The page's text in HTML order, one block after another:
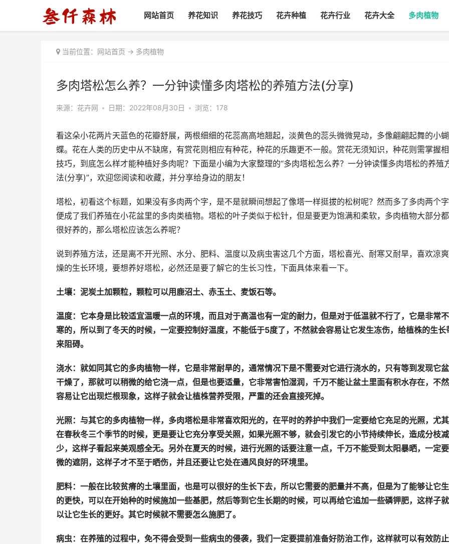
网站首页 养花知识 养花技巧 花卉种植 花卉行业 花卉大全 多肉植物
当前位置： 网站首页 -> 多肉植物
多肉塔松怎么养？一分钟读懂多肉塔松的养殖方法(分享)
来源：花卉网 • 日期：2022年08月30日 • 浏览：178
看这朵小花两片天蓝色的花瓣舒展，两根细细的花蕊高高地翘起，淡黄色的蕊头微微晃动，多像翩翩起舞的小蝴
蝶。花在人类的历史中从不缺席，有赏花则相应有种花，种花的乐趣更不一般。赏花无须知识，种花则需掌握
技巧，到底怎么样才能种植好多肉呢？下面是小编为大家整理的“多肉塔松怎么养？一分钟读懂多肉塔松的养殖
法(分享)”，欢迎您阅读和收藏，并分享给身边的朋友！
塔松，初看这个标题，如果没有多肉两个字，是不是就瞬间想起了像塔一样挺拔的松树呢？然而多了多肉两个
便成了我们养殖在小花盆里的多肉类植物。塔松的叶子类似于松针，但是要更为饱满和柔软，多肉植物大部分
很好养的，那么塔松应该怎么养呢？
说到养殖方法，还是离不开光照、水分、肥料、温度以及病虫害这几个方面，塔松喜光、耐寒又耐旱，喜欢凉
燥的生长环境，要想养好塔松，必然还是要了解它的生长习性，下面具体来看一下。
土壤：泥炭土加颗粒，颗粒可以用鹿沼土、赤玉土、麦饭石等。
温度：它本身是比较适宜温暖一点的环境，而且对于高温也有一定的耐力，但是对于低温就不行了，它是非常
寒的，所以到了冬天的时候，一定要控制好温度，不能低于5度了，不然就会容易让它发生冻伤，给植株的生长
来阻碍。
浇水：就如同其它的多肉植物一样，它是非常耐旱的，通常情况下是不需要对它进行浇水的，只有等到发现它
干燥了，那就可以稍微的给它浇一点，但是也要适量，它非常害怕湿润，千万不能让盆土里面有积水存在，不
容易让它出现烂根现象，这样子就会让植株营养受限，严重的还会直接死掉。
光照：与其它的多肉植物一样，多肉塔松是非常喜欢阳光的，在平时的养护中我们一定要给它充足的光照，尤
在春秋冬三个季节的时候，更是要让它充分享受关照，如果光照不够，就会引发它的小节持续伸长，造成分枝减
少，这样子看起来美观感全无。另外在夏天的时候，进行光照的话要注意一点，千万不能受到太阳暴晒，一定
微的遮阴，这样子才不至于晒伤，并且还要让它处在通风良好的环境里。
肥料：一般在比较贫瘠的土壤里面，也是可以很好的生长下去，所以它需要的肥量并不高，但是为了能够让它
的更快，可以在开始种的时候施加一些基肥，然后等到它生长期的时候，可以再给它追加一些磷钾肥，这样子
以让它生长的更好。其它时候就不需要怎么施肥了。
病虫：在养殖的过程中，免不得会受到一些病虫的侵袭，我们一定要提前准备好防治工作，这样就可以有效防